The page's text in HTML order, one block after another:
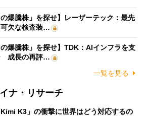
の爆騰株」を探せ】レーザーテック：最先
欠な検査装…
の爆騰株」を探せ】TDK：AIインフラを支
成長の再評…
一覧を見る
ナ・リサーチ
K3」の衝撃に世界はどう対応するの